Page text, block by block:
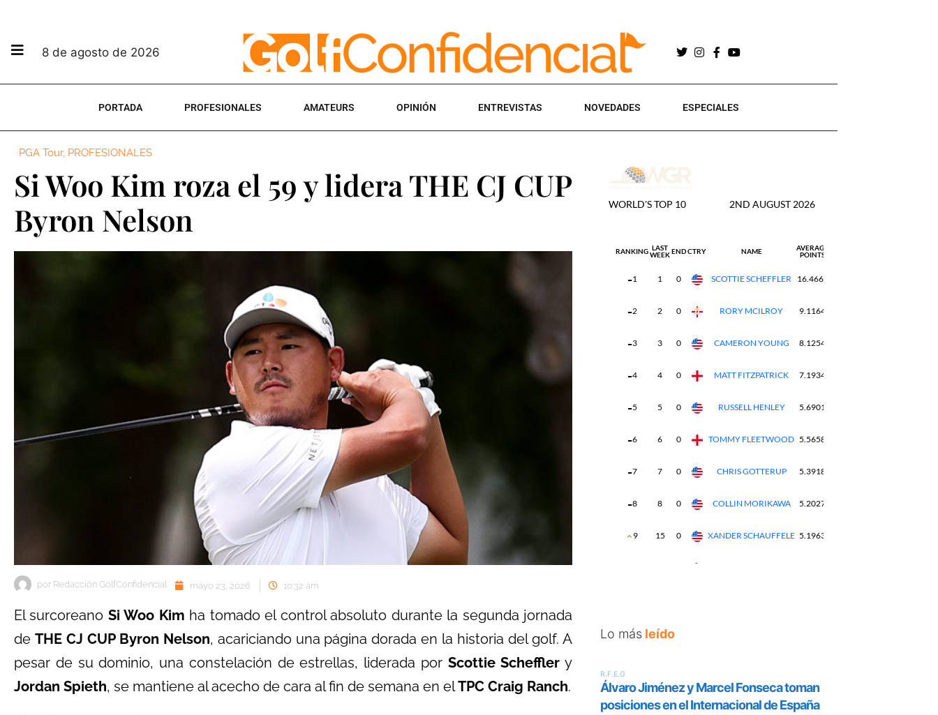
8 de agosto de 2026
PORTADA PROFESIONALES AMATEURS OPINIÓN ENTREVISTAS NOVEDADES ESPECIALES
PGA Tour, PROFESIONALES
Si Woo Kim roza el 59 y lidera THE CJ CUP
Byron Nelson
por Redacción GolfConfidencial mayo 23, 2026 10:32 am
El surcoreano Si Woo Kim ha tomado el control absoluto durante la segunda jornada
de THE CJ CUP Byron Nelson, acariciando una página dorada en la historia del golf. A
pesar de su dominio, una constelación de estrellas, liderada por Scottie Scheffler y
Jordan Spieth, se mantiene al acecho de cara al fin de semana en elTPC Craig Ranch.
Lo más leído